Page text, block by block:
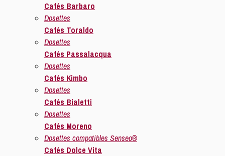
Cafés Barbaro
Dosettes
Cafés Toraldo
Dosettes
Cafés Passalacqua
Dosettes
Cafés Kimbo
Dosettes
Cafés Bialetti
Dosettes
Cafés Moreno
Dosettes compatibles Senseo®
Cafés Dolce Vita